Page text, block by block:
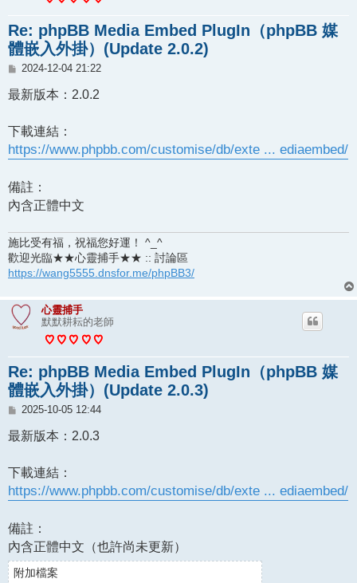
Re: phpBB Media Embed PlugIn（phpBB 媒
體嵌入外掛）(Update 2.0.2)
文
2024-12-04 21:22
最新版本：2.0.2
下載連結：
https://www.phpbb.com/customise/db/exte ... ediaembed/
備註：
內含正體中文
施比受有福，祝福您好運！ ^_^
歡迎光臨★★心靈捕手★★ :: 討論區
https://wang5555.dnsfor.me/phpBB3/
心靈捕手
默默耕耘的老師
Re: phpBB Media Embed PlugIn（phpBB 媒
體嵌入外掛）(Update 2.0.3)
文
2025-10-05 12:44
最新版本：2.0.3
下載連結：
https://www.phpbb.com/customise/db/exte ... ediaembed/
備註：
內含正體中文（也許尚未更新）
附加檔案